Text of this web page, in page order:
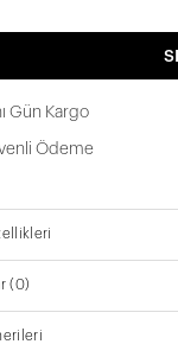
Gün Kargo
Ödeme
(0)